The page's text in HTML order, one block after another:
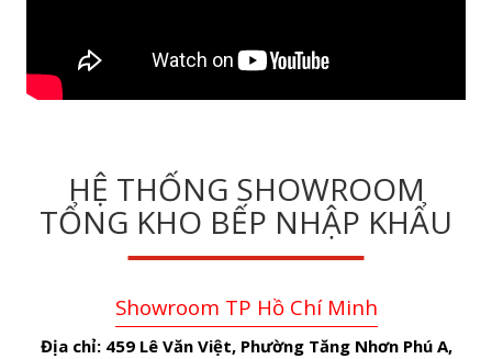
HỆ THỐNG SHOWROOM
TỔNG KHO BẾP NHẬP KHẨU
Showroom TP Hồ Chí Minh
Địa chỉ: 459 Lê Văn Việt, Phường Tăng Nhơn Phú A,